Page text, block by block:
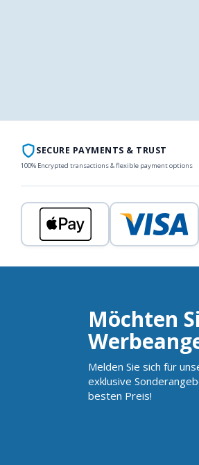
SECURE PAYMENTS & TRUST
100% Encrypted transactions & flexible payment options
Möchten
Melden Sie sich für
exklusive
besten Preis!